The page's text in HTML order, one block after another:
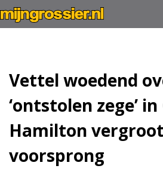
Vettel woedend
‘ontstolen zege’
Hamilton
voorsprong